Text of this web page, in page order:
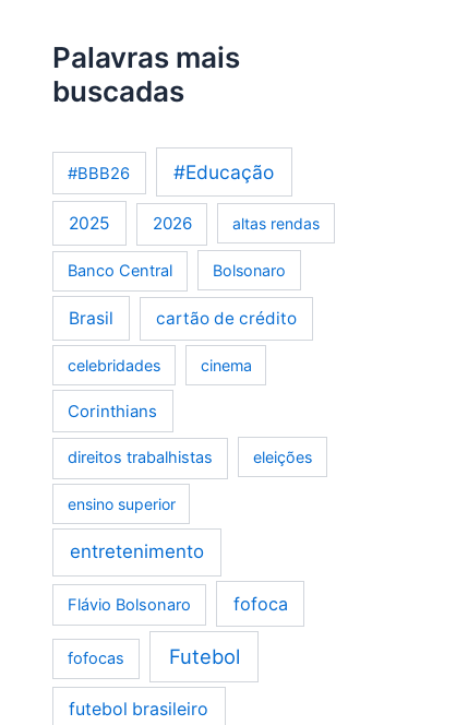
Palavras mais
buscadas
#BBB26 #Educação
2025 2026 altas rendas
Banco Central Bolsonaro
Brasil cartão de crédito
celebridades cinema
Corinthians
direitos trabalhistas eleições
ensino superior
entretenimento
Flávio Bolsonaro fofoca
fofocas Futebol
futebol brasileiro